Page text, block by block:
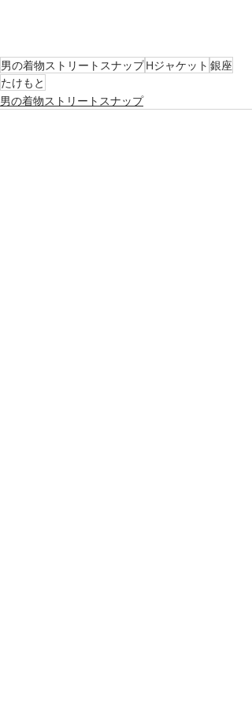
男の着物ストリートスナップHジャケット 銀座
たけもと
男の着物ストリートスナップ